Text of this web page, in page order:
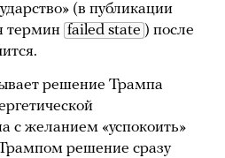
(в публикации
термин failed state ) после
решение Трампа
с желанием «успокоить»
решение сразу